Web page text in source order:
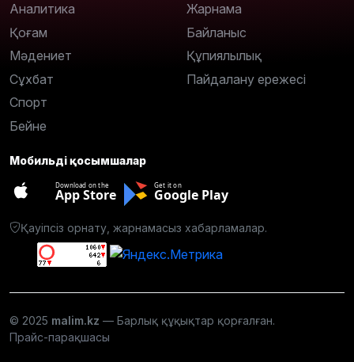
Аналитика
Қоғам
Мәдениет
Сұхбат
Спорт
Бейне
Жарнама
Байланыс
Құпиялылық
Пайдалану ережесі
Мобильді қосымшалар
Download on the
App Store
Get it on
Google Play
Қауіпсіз орнату, жарнамасыз хабарламалар.
© 2025 malim.kz — Барлық құқықтар қорғалған.
Прайс-парақшасы